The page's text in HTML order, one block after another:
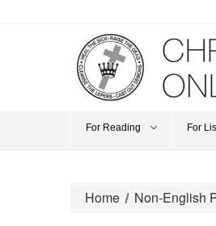
For Reading For
Home Non-English